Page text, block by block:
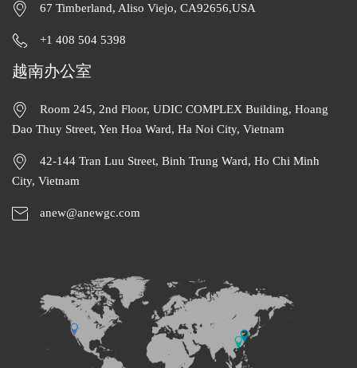
67 Timberland, Aliso Viejo, CA92656,USA
+1 408 504 5398
越南办公室
Room 245, 2nd Floor, UDIC COMPLEX Building, Hoang
Dao Thuy Street, Yen Hoa Ward, Ha Noi City, Vietnam
42-144 Tran Luu Street, Binh Trung Ward, Ho Chi Minh
City, Vietnam
anew@anewgc.com